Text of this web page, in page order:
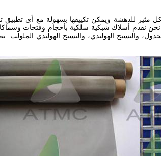
للدهشة ويمكن تكييفها بسهولة مع أي تطبيق
نقدم أسلاك شبكية سلكية بأحجام وفتحات
والنسيج الهولندي، والنسيج الهولندي الملولب.